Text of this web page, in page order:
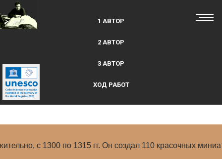
1 АВТОР
2 АВТОР
3 АВТОР
ХОД РАБОТ
гг. Он создал 110 красочных миниатюр (Fol. 6r